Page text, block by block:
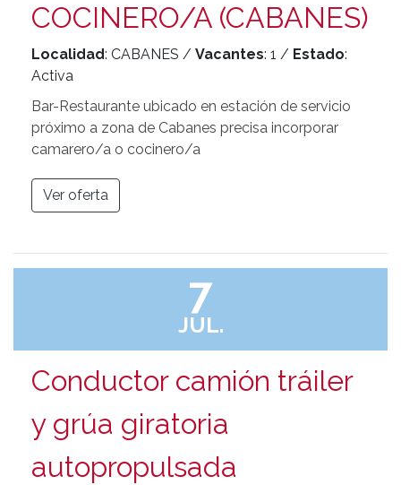
COCINERO/A (CABANES)
Localidad: CABANES / Vacantes: 1 / Estado:
Activa
Bar-Restaurante ubicado en estación de servicio
próximo a zona de Cabanes precisa incorporar
camarero/a o cocinero/a
Ver oferta
7
JUL.
Conductor camión tráiler
y grúa giratoria
autopropulsada